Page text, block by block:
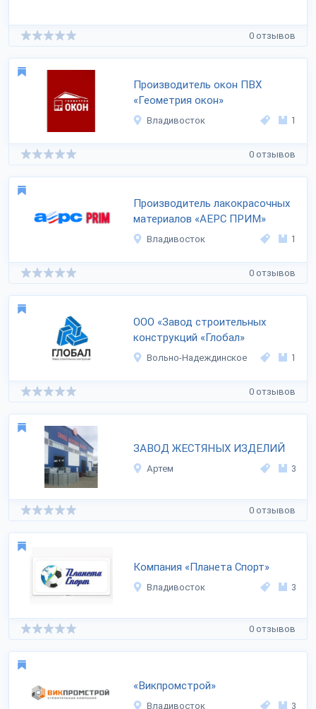
0 отзывов
Производитель окон ПВХ
«Геометрия окон»
Владивосток 1
0 отзывов
Производитель лакокрасочных
материалов «АЕРС ПРИМ»
Владивосток 1
0 отзывов
ООО «Завод строительных
конструкций «Глобал»
Вольно-Надеждинское 1
0 отзывов
ЗАВОД ЖЕСТЯНЫХ ИЗДЕЛИЙ
Артем 3
0 отзывов
Компания «Планета Спорт»
Владивосток 3
0 отзывов
«Викпромстрой»
Владивосток 3